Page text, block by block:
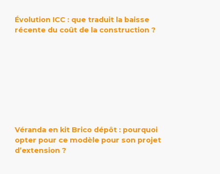
Évolution ICC : que traduit la baisse
récente du coût de la construction ?
Véranda en kit Brico dépôt : pourquoi
opter pour ce modèle pour son projet
d’extension ?